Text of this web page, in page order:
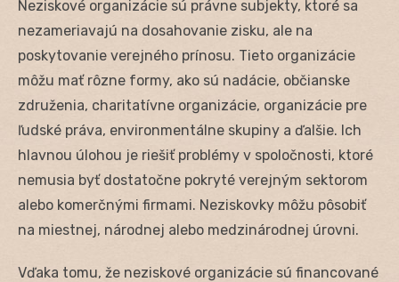
Neziskové organizácie sú právne subjekty, ktoré sa
nezameriavajú na dosahovanie zisku, ale na
poskytovanie verejného prínosu. Tieto organizácie
môžu mať rôzne formy, ako sú nadácie, občianske
združenia, charitatívne organizácie, organizácie pre
ľudské práva, environmentálne skupiny a ďalšie. Ich
hlavnou úlohou je riešiť problémy v spoločnosti, ktoré
nemusia byť dostatočne pokryté verejným sektorom
alebo komerčnými firmami. Neziskovky môžu pôsobiť
na miestnej, národnej alebo medzinárodnej úrovni.
Vďaka tomu, že neziskové organizácie sú financované